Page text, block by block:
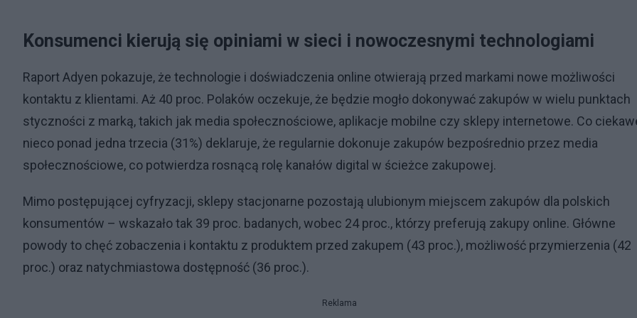
Konsumenci kierują się opiniami w sieci i nowoczesnymi technologiami
Raport Adyen pokazuje, że technologie i doświadczenia online otwierają przed markami nowe możliwości
kontaktu z klientami. Aż 40 proc. Polaków oczekuje, że będzie mogło dokonywać zakupów w wielu punktach
styczności z marką, takich jak media społecznościowe, aplikacje mobilne czy sklepy internetowe. Co
nieco ponad jedna trzecia (31%) deklaruje, że regularnie dokonuje zakupów bezpośrednio przez media
społecznościowe, co potwierdza rosnącą rolę kanałów digital w ścieżce zakupowej.
Mimo postępującej cyfryzacji, sklepy stacjonarne pozostają ulubionym miejscem zakupów dla polskich
konsumentów – wskazało tak 39 proc. badanych, wobec 24 proc., którzy preferują zakupy online. Główne
powody to chęć zobaczenia i kontaktu z produktem przed zakupem (43 proc.), możliwość przymierzenia (42
proc.) oraz natychmiastowa dostępność (36 proc.).
Reklama